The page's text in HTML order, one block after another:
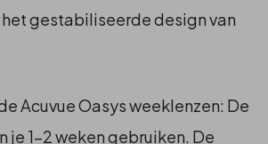
gestabiliseerde design van
Acuvue Oasys weeklenzen: De
je 1-2 weken gebruiken. De